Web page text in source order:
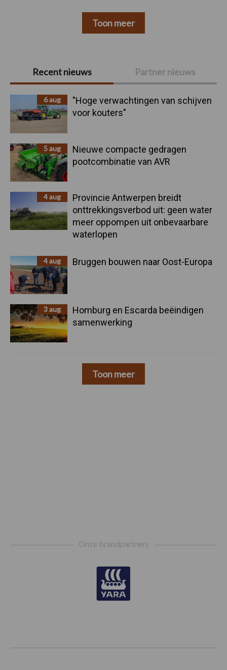
Primaire
Sidebar
Recent nieuws Partner nieuws
6 aug
"Hoge verwachtingen van schijven
voor kouters"
5 aug
Nieuwe compacte gedragen
pootcombinatie van AVR
4 aug
Provincie Antwerpen breidt
onttrekkingsverbod uit: geen water
meer oppompen uit onbevaarbare
waterlopen
4 aug Bruggen bouwen naar Oost-Europa
3 aug
Homburg en Escarda beëindigen
samenwerking
Toon meer
Toon meer
Onze brandpartners